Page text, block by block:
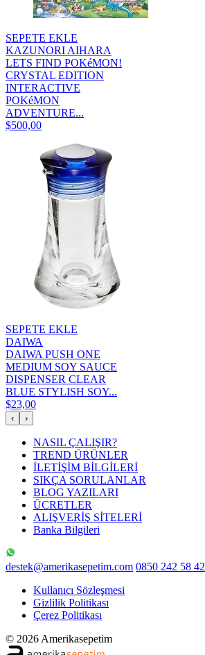
SEPETE EKLE
KAZUNORI AIHARA
LETS FIND POKéMON!
CRYSTAL EDITION
INTERACTIVE
POKéMON
ADVENTURE...
$500,00
SEPETE EKLE
DAIWA
DAIWA PUSH ONE
MEDIUM SOY SAUCE
DISPENSER CLEAR
BLUE STYLISH SOY...
$23,00
‹ ›
NASIL ÇALIŞIR?
TREND ÜRÜNLER
İLETİŞİM BİLGİLERİ
SIKÇA SORULANLAR
BLOG YAZILARI
ÜCRETLER
ALIŞVERİŞ SİTELERİ
Banka Bilgileri
destek@amerikasepetim.com 0850 242 58 42
Kullanıcı Sözleşmesi
Gizlilik Politikası
Çerez Politikası
© 2026 Amerikasepetim